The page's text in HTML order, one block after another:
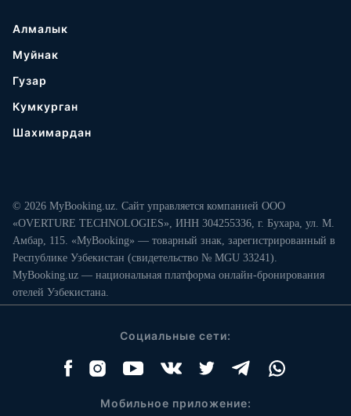
Алмалык
Муйнак
Гузар
Кумкурган
Шахимардан
© 2026 MyBooking.uz. Сайт управляется компанией ООО
«OVERTURE TECHNOLOGIES», ИНН 304255336, г. Бухара, ул. М.
Амбар, 115. «MyBooking» — товарный знак, зарегистрированный в
Республике Узбекистан (свидетельство № MGU 33241).
MyBooking.uz — национальная платформа онлайн-бронирования
отелей Узбекистана.
Социальные сети:
Мобильное приложение: